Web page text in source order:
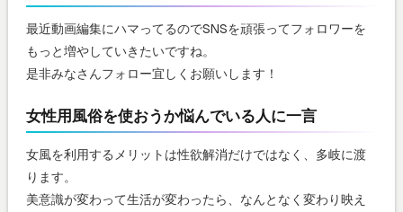
最近動画編集にハマってるのでSNSを頑張ってフォロワーを
もっと増やしていきたいですね。
是非みなさんフォロー宜しくお願いします！
女性用風俗を使おうか悩んでいる人に一言
女風を利用するメリットは性欲解消だけではなく、多岐に渡
ります。
美意識が変わって生活が変わったら、なんとなく変わり映え